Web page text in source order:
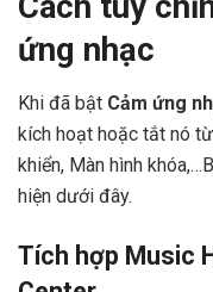
Cách tùy
ứng nhạc
Khi đã bật Cảm ứng
kích hoạt hoặc tắt nó
khiển, Màn hình
hiện dưới đây.
Tích hợp Music